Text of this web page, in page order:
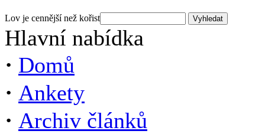
Lov je cennější než kořist
Hlavní nabídka
· Domů
· Ankety
· Archiv článků